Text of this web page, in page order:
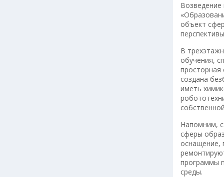
Возведение
объект
В
обучения,
просторная
создана
иметь
Напомним, с
сферы
оснащение,
программы
среды.